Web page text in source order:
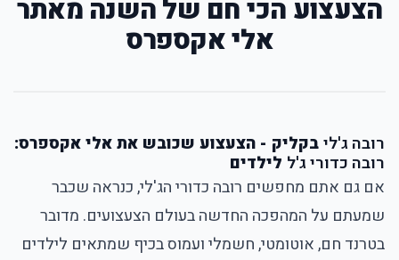
הצעצוע הכי חם של השנה מאתר
אלי אקספרס
רובה ג'ליבקליק - הצעצוע שכובש את אלי אקספרס:
רובה כדורי ג'ל לילדים
אם גם אתם מחפשים רובה כדורי הג'לי, כנראה שכבר
שמעתם על המהפכה החדשה בעולם הצעצועים. מדובר
בטרנד חם, אוטומטי, חשמלי ועמוס בכיף שמתאים לילדים